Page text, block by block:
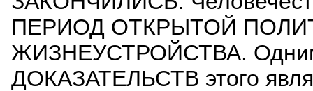
ПЕРИОД ОТКРЫТОЙ
ЖИЗНЕУСТРОЙСТВА.
ДОКАЗАТЕЛЬСТВ этого